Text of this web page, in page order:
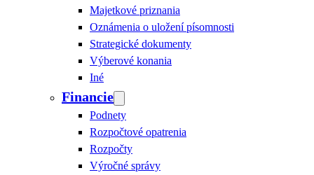
Majetkové priznania
Oznámenia o uložení písomnosti
Strategické dokumenty
Výberové konania
Iné
Financie
Podnety
Rozpočtové opatrenia
Rozpočty
Výročné správy